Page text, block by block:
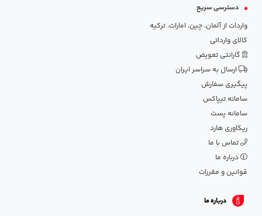
دسترسی سریع
واردات از آلمان، چین، امارات، ترکیه
کالای وارداتی
گارانتی تعویض
ارسال به سراسر ایران
پیگیری سفارش
سامانه تیپاکس
سامانه پست
ریکاوری هارد
تماس با ما
درباره ما
قوانین و مقررات
درباره ما